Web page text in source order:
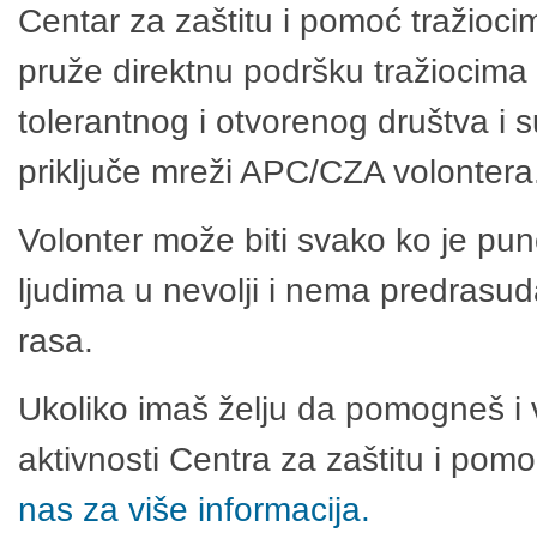
Centar za zaštitu i pomoć
pruže direktnu podršku
tolerantnog i otvorenog društva i
priključe mreži APC/CZA
Volonter može biti svako ko je
ljudima u nevolji i nema
rasa.
Ukoliko imaš želju da pomogneš
aktivnosti Centra za zaštitu i
nas za više informacija.